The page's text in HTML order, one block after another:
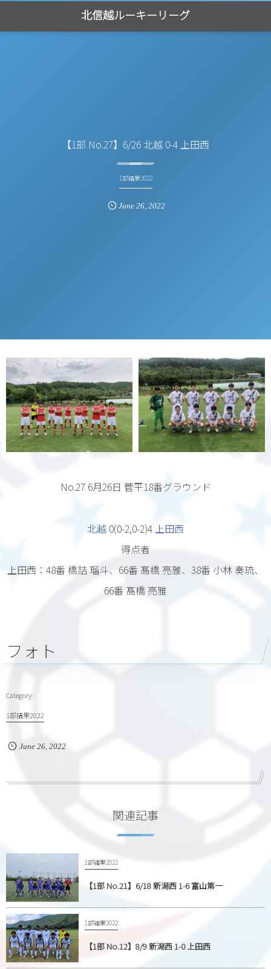
北信越ルーキーリーグ
【1部 No.27】6/26 北越 0-4 上田西
1部結果2022
June 26 ,2022
No.27 6月26日 菅平18番グラウンド
北越 0(0-2,0-2)4 上田西
得点者
上田西：48番 橋詰 瑠斗、66番 髙橋 亮雅、38番 小林 奏琉、
66番 髙橋 亮雅
フォト
1部結果2022
June 26, 2022
関連記事
1部結果2022
【1部 No.21】6/18 新潟西 1-6 富山第一
1部結果2022
【1部 No.12】8/9 新潟西 1-0 上田西